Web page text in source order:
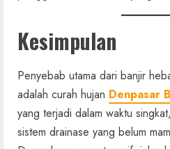
Kesimpulan
Penyebab utama dari banjir
adalah curah hujan Denpasar
yang terjadi dalam waktu
sistem drainase yang belum